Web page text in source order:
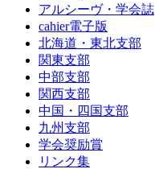
アルシーヴ・学会誌
cahier電子版
北海道・東北支部
関東支部
中部支部
関西支部
中国・四国支部
九州支部
学会奨励賞
リンク集